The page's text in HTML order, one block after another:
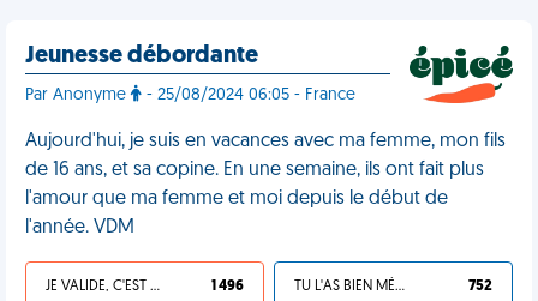
Jeunesse débordante
Par Anonyme - 25/08/2024 06:05 - France
Aujourd'hui, je suis en vacances avec ma femme, mon fils
de 16 ans, et sa copine. En une semaine, ils ont fait plus
l'amour que ma femme et moi depuis le début de
l'année. VDM
JE VALIDE, C'EST UNE VDM 1 496 TU L'AS BIEN MÉRITÉ 752